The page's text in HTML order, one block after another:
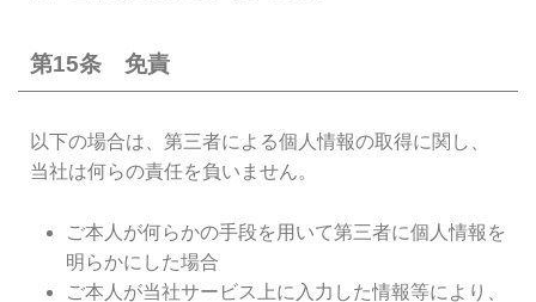
第15条 免責
以下の場合は、第三者による個人情報の取得に関し、
当社は何らの責任を負いません。
ご本人が何らかの手段を用いて第三者に個人情報を
明らかにした場合
ご本人が当社サービス上に入力した情報等により、